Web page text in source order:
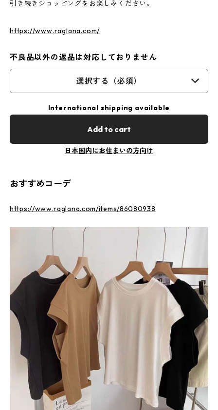
引き続きショッピングをお楽しみください。
https://www.raglana.com/
不良品以外の返品は対応しておりません
選択する（必須）
International shipping available
Add to cart
日本国内にお住まいの方向け
おすすめコーデ
https://www.raglana.com/items/86080938